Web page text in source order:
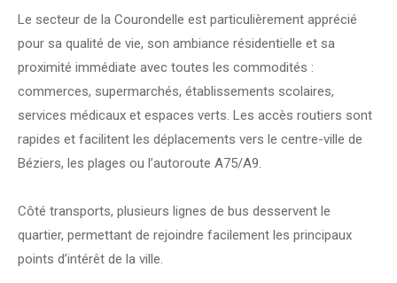
Le secteur de la Courondelle est particulièrement apprécié
pour sa qualité de vie, son ambiance résidentielle et sa
proximité immédiate avec toutes les commodités :
commerces, supermarchés, établissements scolaires,
services médicaux et espaces verts. Les accès routiers sont
rapides et facilitent les déplacements vers le centre-ville de
Béziers, les plages ou l’autoroute A75/A9.
Côté transports, plusieurs lignes de bus desservent le
quartier, permettant de rejoindre facilement les principaux
points d’intérêt de la ville.